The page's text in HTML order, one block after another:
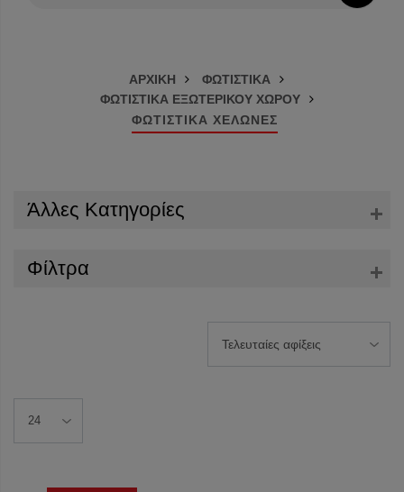
ΑΡΧΙΚΗ
ΦΩΤΙΣΤΙΚΑ
ΦΩΤΙΣΤΙΚΑ ΕΞΩΤΕΡΙΚΟΥ ΧΩΡΟΥ
ΦΩΤΙΣΤΙΚΑ ΧΕΛΩΝΕΣ
Άλλες Κατηγορίες
Φίλτρα